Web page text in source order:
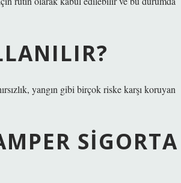
yangın gibi birçok riske karşı koruyan
SIGORTA